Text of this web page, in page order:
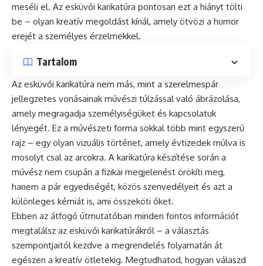
meséli el. Az esküvői karikatúra pontosan ezt a hiányt tölti
be – olyan kreatív megoldást kínál, amely ötvözi a humor
erejét a személyes érzelmekkel.
Tartalom
Az esküvői karikatúra nem más, mint a szerelmespár
jellegzetes vonásainak művészi túlzással való ábrázolása,
amely megragadja személyiségüket és kapcsolatuk
lényegét. Ez a művészeti forma sokkal több mint egyszerű
rajz – egy olyan vizuális történet, amely évtizedek múlva is
mosolyt csal az arcokra. A karikatúra készítése során a
művész nem csupán a fizikai megjelenést örökíti meg,
hanem a pár egyediségét, közös szenvedélyeit és azt a
különleges kémiát is, ami összeköti őket.
Ebben az átfogó útmutatóban minden fontos információt
megtalálsz az esküvői karikatúrákról – a választás
szempontjaitól kezdve a megrendelés folyamatán át
egészen a kreatív ötletekig. Megtudhatod, hogyan válaszd